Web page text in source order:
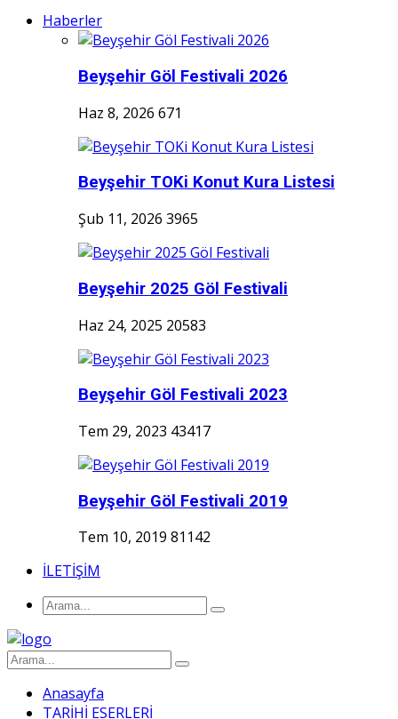
Haberler
Beyşehir Göl Festivali 2026
Haz 8, 2026 671
Beyşehir TOKi Konut Kura Listesi
Şub 11, 2026 3965
Beyşehir 2025 Göl Festivali
Haz 24, 2025 20583
Beyşehir Göl Festivali 2023
Tem 29, 2023 43417
Beyşehir Göl Festivali 2019
Tem 10, 2019 81142
İLETİŞİM
Anasayfa
TARİHİ ESERLERİ